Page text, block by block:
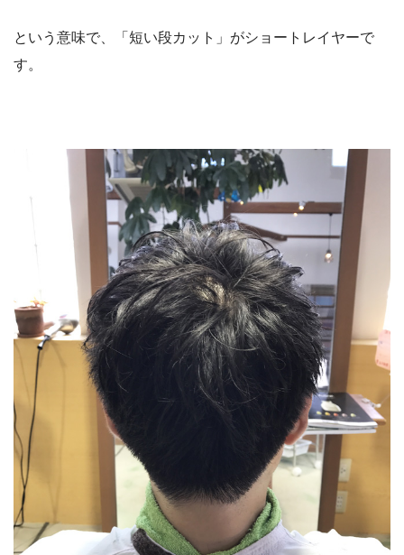
という意味で、「短い段カット」がショートレイヤーで
す。